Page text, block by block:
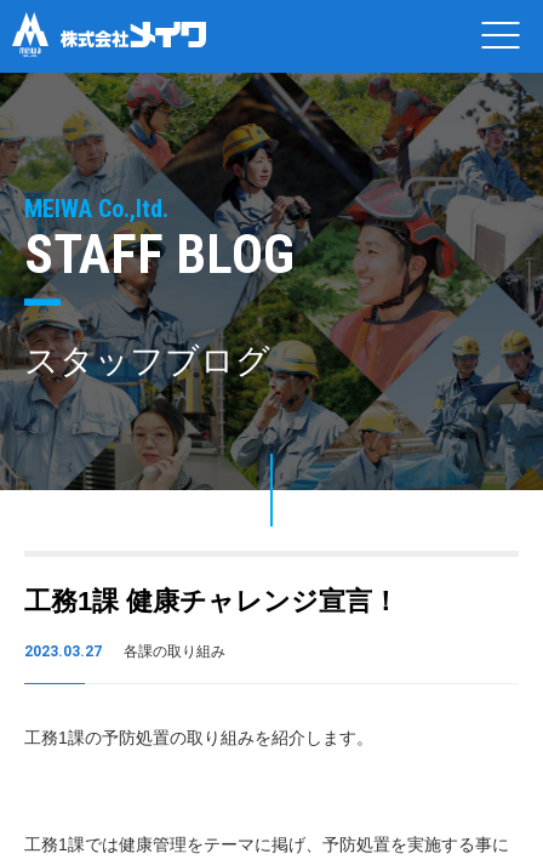
MEIWA Co.,ltd.
STAFF BLOG
スタッフブログ
工務1課 健康チャレンジ宣言！
2023.03.27 各課の取り組み
工務1課の予防処置の取り組みを紹介します。
工務1課では健康管理をテーマに掲げ、予防処置を実施する事に